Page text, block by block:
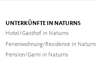
UNTERKÜNFTE IN NATURNS
Hotel/Gasthof in Naturns
Ferienwohnung/Residence in
Pension/Garni in Naturns